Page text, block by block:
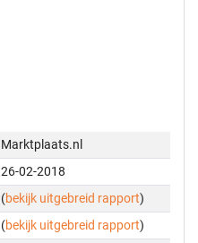
Marktplaats.nl
26-02-2018
(bekijk uitgebreid rapport)
(bekijk uitgebreid rapport)